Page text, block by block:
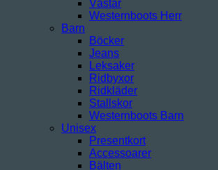
Västar
Westernboots Herr
Barn
Böcker
Jeans
Leksaker
Ridbyxor
Ridkläder
Stallskor
Westernboots Barn
Unisex
Presentkort
Accessoarer
Bälten